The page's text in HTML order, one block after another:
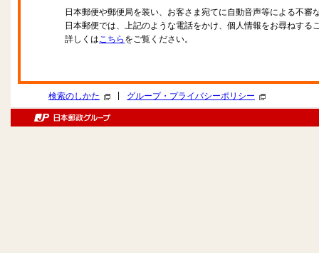
日本郵便や郵便局を装い、お客さま宛てに自動音声等による不審
日本郵便では、上記のような電話をかけ、個人情報をお尋ねする
詳しくはこちら をご覧ください。
検索のしかた グループ・プライバシーポリシー